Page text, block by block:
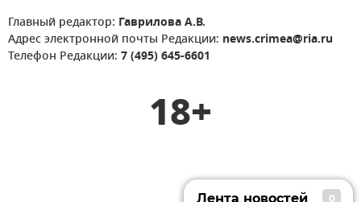
Главный редактор: Гаврилова А.В.
Адрес электронной почты Редакции: news.crimea@ria.ru
Телефон Редакции: 7 (495) 645-6601
18+
Лента новостей 0